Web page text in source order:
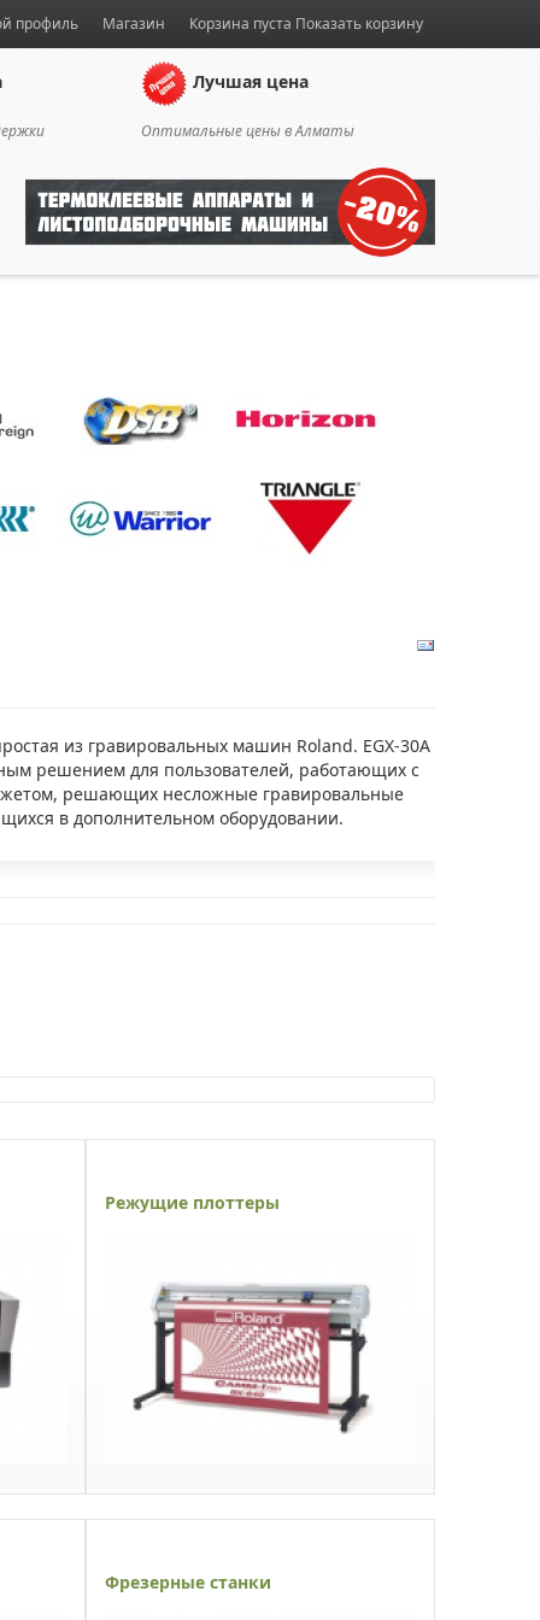
Корзина пуста Показать корзину
профиль Магазин
Лучшая цена
Оптимальные цены в Алматы
из гравировальных машин Roland. EGX-30A
решением для пользователей, работающих с
решающих несложные гравировальные
в дополнительном оборудовании.
Режущие плоттеры
Фрезерные станки